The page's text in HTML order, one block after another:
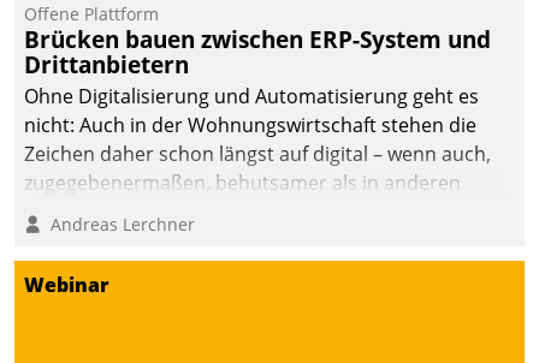
Offene Plattform
Brücken bauen zwischen ERP-System und
Drittanbietern
Ohne Digitalisierung und Automatisierung geht es
nicht: Auch in der Wohnungswirtschaft stehen die
Zeichen daher schon längst auf digital – wenn auch,
zugegebenermaßen, behutsamer als in anderen
Branchen.
Andreas Lerchner
Webinar